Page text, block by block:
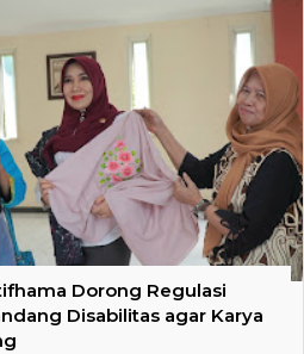
Dorong Regulasi
Disabilitas agar Karya